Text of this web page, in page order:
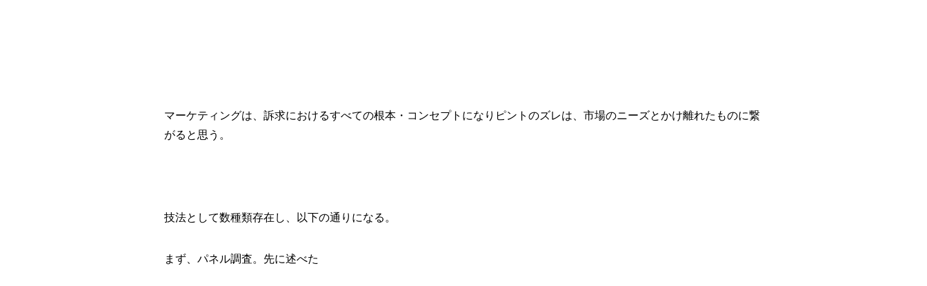
マーケティングは、訴求におけるすべての根本・コンセプトになりピントのズレは、市場のニーズとかけ離れたものに繋
がると思う。
技法として数種類存在し、以下の通りになる。
まず、パネル調査。先に述べた